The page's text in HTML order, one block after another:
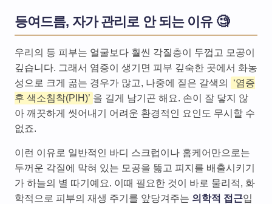
등여드름, 자가 관리로 안 되는 이유 🧐
우리의 등 피부는 얼굴보다 훨씬 각질층이 두껍고 모공이
깊습니다. 그래서 염증이 생기면 피부 깊숙한 곳에서 화농
성으로 크게 곪는 경우가 많고, 나중에 짙은 갈색의
‘염증
후 색소침착(PIH)’ 을 길게 남기곤 해요. 손이 잘 닿지 않
아 깨끗하게 씻어내기 어려운 환경적인 요인도 무시할 수
없죠.
이런 이유로 일반적인 바디 스크럽이나 홈케어만으로는
두꺼운 각질에 막혀 있는 모공을 뚫고 피지를 배출시키기
가 하늘의 별 따기예요. 이때 필요한 것이 바로 물리적, 화
학적으로 피부의 재생 주기를 앞당겨주는 의학적 접근입